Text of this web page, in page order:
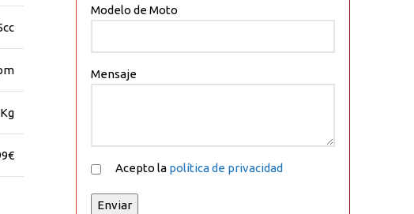
Modelo de Moto
Mensaje
Acepto la política de privacidad